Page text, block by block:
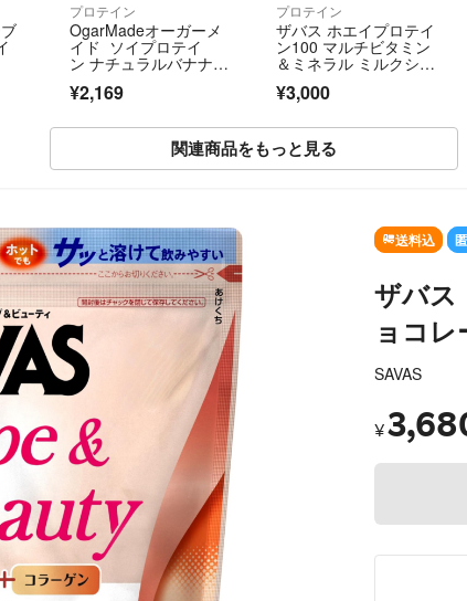
プロテイン
OgarMadeオーガーメ
イド ソイプロテイ
ン ナチュラルバナナ1k
月
¥2,169
プロテイン
ザバス ホエイプロテイ
ン100 マルチビタミン
＆ミネラル ミルクショ
¥3,000
関連商品をもっと見る
送料込
ザバ
ョコ
SAVAS
¥